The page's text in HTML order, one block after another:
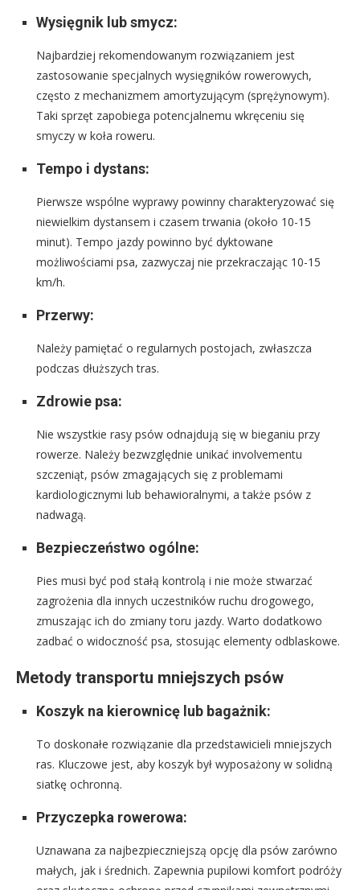
Wysięgnik lub smycz:
Najbardziej rekomendowanym rozwiązaniem jest
zastosowanie specjalnych wysięgników rowerowych,
często z mechanizmem amortyzującym (sprężynowym).
Taki sprzęt zapobiega potencjalnemu wkręceniu się
smyczy w koła roweru.
Tempo i dystans:
Pierwsze wspólne wyprawy powinny charakteryzować się
niewielkim dystansem i czasem trwania (około 10-15
minut). Tempo jazdy powinno być dyktowane
możliwościami psa, zazwyczaj nie przekraczając 10-15
km/h.
Przerwy:
Należy pamiętać o regularnych postojach, zwłaszcza
podczas dłuższych tras.
Zdrowie psa:
Nie wszystkie rasy psów odnajdują się w bieganiu przy
rowerze. Należy bezwzględnie unikać involvementu
szczeniąt, psów zmagających się z problemami
kardiologicznymi lub behawioralnymi, a także psów z
nadwagą.
Bezpieczeństwo ogólne:
Pies musi być pod stałą kontrolą i nie może stwarzać
zagrożenia dla innych uczestników ruchu drogowego,
zmuszając ich do zmiany toru jazdy. Warto dodatkowo
zadbać o widoczność psa, stosując elementy odblaskowe.
Metody transportu mniejszych psów
Koszyk na kierownicę lub bagażnik:
To doskonałe rozwiązanie dla przedstawicieli mniejszych
ras. Kluczowe jest, aby koszyk był wyposażony w solidną
siatkę ochronną.
Przyczepka rowerowa:
Uznawana za najbezpieczniejszą opcję dla psów zarówno
małych, jak i średnich. Zapewnia pupilowi komfort podróży